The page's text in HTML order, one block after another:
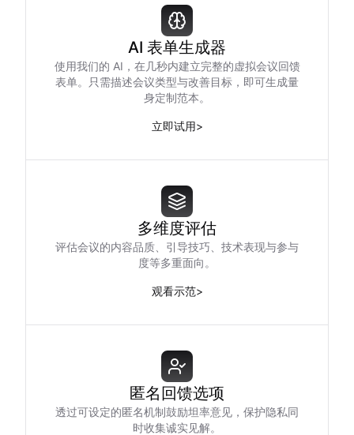
AI 表单生成器
使用我们的 AI，在几秒内建立完整的虚拟会议回馈
表单。只需描述会议类型与改善目标，即可生成量
身定制范本。
立即试用>
多维度评估
评估会议的内容品质、引导技巧、技术表现与参与
度等多重面向。
观看示范>
匿名回馈选项
透过可设定的匿名机制鼓励坦率意见，保护隐私同
时收集诚实见解。